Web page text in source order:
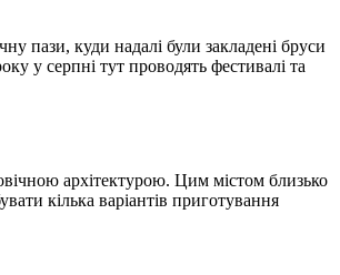
пази, куди надалі були закладені бруси
у серпні тут проводять фестивалі та
архітектурою. Цим містом близько
кілька варіантів приготування